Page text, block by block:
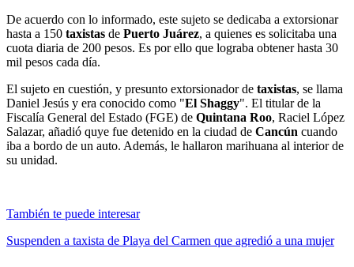
De acuerdo con lo informado, este sujeto se dedicaba a extorsionar
hasta a 150 taxistas de Puerto Juárez, a quienes es solicitaba una
cuota diaria de 200 pesos. Es por ello que lograba obtener hasta 30
mil pesos cada día.
El sujeto en cuestión, y presunto extorsionador de taxistas, se llama
Daniel Jesús y era conocido como "El Shaggy". El titular de la
Fiscalía General del Estado (FGE) de Quintana Roo, Raciel López
Salazar, añadió quye fue detenido en la ciudad de Cancún cuando
iba a bordo de un auto. Además, le hallaron marihuana al interior de
su unidad.
También te puede interesar
Suspenden a taxista de Playa del Carmen que agredió a una mujer